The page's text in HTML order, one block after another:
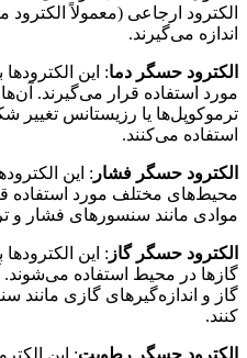
اندازه می‌گیرند.
الکترود حسگر دما: این
مورد استفاده قرار می‌گیرند. آن‌ها
ترموکوپل‌ها یا رزیستانس تغییر
استفاده می‌کنند.
الکترود حسگر فشار : این
محیط‌های مختلف مورد استفاده
موادی مانند سنسورهای فشار و
الکترود حسگر گاز : این
گازها در محیط استفاده
گاز و اندازه‌گیرهای گازی مانند
کنند.